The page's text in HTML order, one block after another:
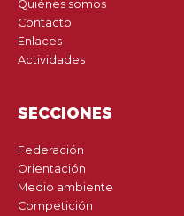
Quiénes somos
Contacto
Enlaces
Actividades
SECCIONES
Federación
Orientación
Medio ambiente
Competición